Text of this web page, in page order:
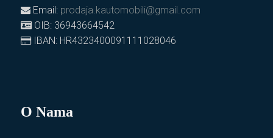
Email: prodaja.kautomobili@gmail.com
OIB: 36943664542
IBAN: HR4323400091111028046
O Nama